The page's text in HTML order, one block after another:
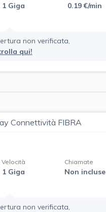
1 Giga 0.19 €/min
non verificata,
qui!
Connettività FIBRA
Velocità
1 Giga
Chiamate
Non incluse
non verificata,